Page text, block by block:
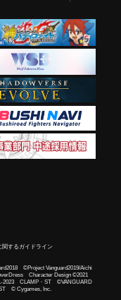
関するガイドライン
©Project Vanguard2019/Aichi
Character Design ©2021
2023 CLAMP・ST ©VANGUARD
© Cygames, Inc.